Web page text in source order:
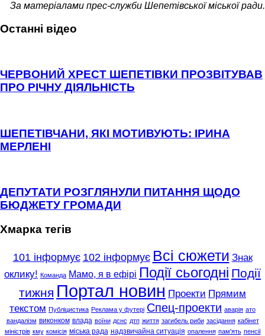
За матеріалами прес-служби Шепетівської міської ради.
Останні відео
ЧЕРВОНИЙ ХРЕСТ ШЕПЕТІВКИ ПРОЗВІТУВАВ
ПРО РІЧНУ ДІЯЛЬНІСТЬ
ШЕПЕТІВЧАНИ, ЯКІ МОТИВУЮТЬ: ІРИНА
МЕРЛЕНІ
ДЕПУТАТИ РОЗГЛЯНУЛИ ПИТАННЯ ЩОДО
БЮДЖЕТУ ГРОМАДИ
Хмарка тегів
101 інформує 102 інформує Всі сюжети Знак
оклику! Команда Мамо, я в ефірі Події сьогодні Події
тижня Портал новин Проекти Прямим
текстом Публіцистика Реклама у футері Спец-проекти аварія ато
вандалізм виконком влада воїни дснс дтп життя загибель риби засідання кабінет
міністрів кму комісія міська рада надзвичайна ситуація опалення пам'ять пенсії